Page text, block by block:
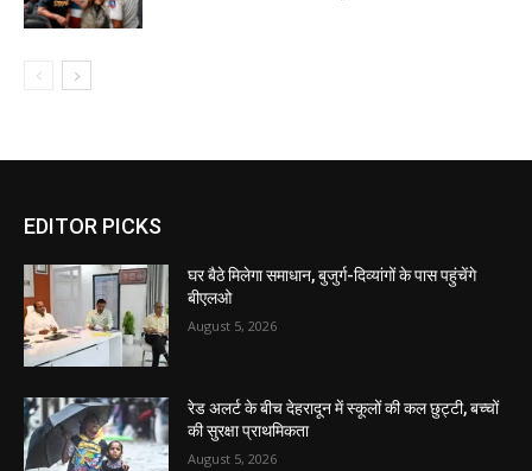
EDITOR PICKS
घर बैठे मिलेगा समाधान, बुजुर्ग-दिव्यांगों के पास पहुंचेंगे
बीएलओ
August 5, 2026
रेड अलर्ट के बीच देहरादून में स्कूलों की कल छुट्टी, बच्चों
की सुरक्षा प्राथमिकता
August 5, 2026